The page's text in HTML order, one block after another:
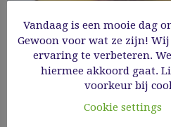
Hoe je van een
exotisch gebakje maakt
Cooking Time: 15'
Vandaag is een mooie dag
Gewoon voor wat ze zijn!
ervaring te verbeteren.
hiermee akkoord gaat.
voorkeur bij
Cookie settings